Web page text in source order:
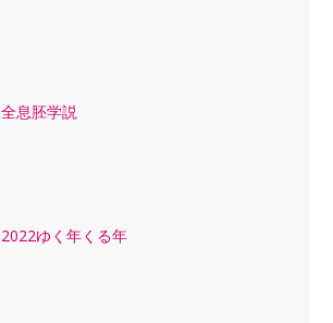
全息胚学説
2022ゆく年くる年